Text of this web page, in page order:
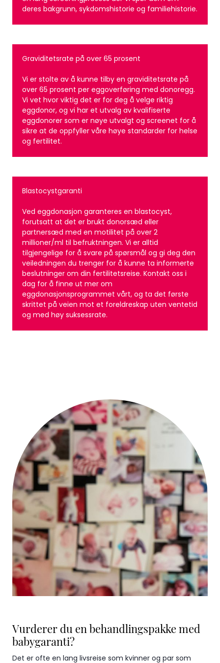
deres bakgrunn, sykdomshistorie og familiehistorie.
Graviditetsrate på over 65 prosent
Vi er stolte av å kunne tilby en graviditetsrate på
over 65 prosent per eggoverføring med donoregg.
Vi vet hvor viktig det er for deg å velge riktig
eggdonor, og vi har et utvalg av kvalifiserte
eggdonorer som er nøye utvalgt og screenet for å
sikre at de oppfyller våre høye standarder for helse
og fertilitet.
Blastocystgaranti
Ved eggdonasjon garanteres en blastocyst,
forutsatt at det er brukt donorsæd eller
partnersæd med en motilitet på over 2
millioner/ml til befruktningen. Vi er alltid
tilgjengelige for å svare på spørsmål og gi deg den
veiledningen du trenger for å kunne ta informerte
beslutninger om din fertilitetsreise. Kontakt oss i
dag for å finne ut mer om
eggdonasjonsprogrammet vårt, og ta det første
skrittet på veien mot et foreldreskap uten ventetid
og med høy suksessrate.
Vurderer du en behandlingspakke med
babygaranti?
Det er ofte en lang livsreise som kvinner og par som